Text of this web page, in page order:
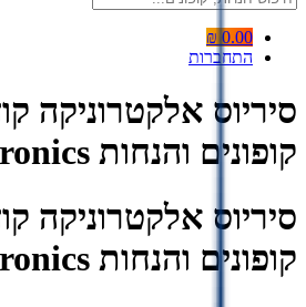
0.00 ₪
התחברות
סיריוס אלקטרוניקה
קופונים והנחות Sirius Electronics
סיריוס אלקטרוניקה
קופונים והנחות Sirius Electronics